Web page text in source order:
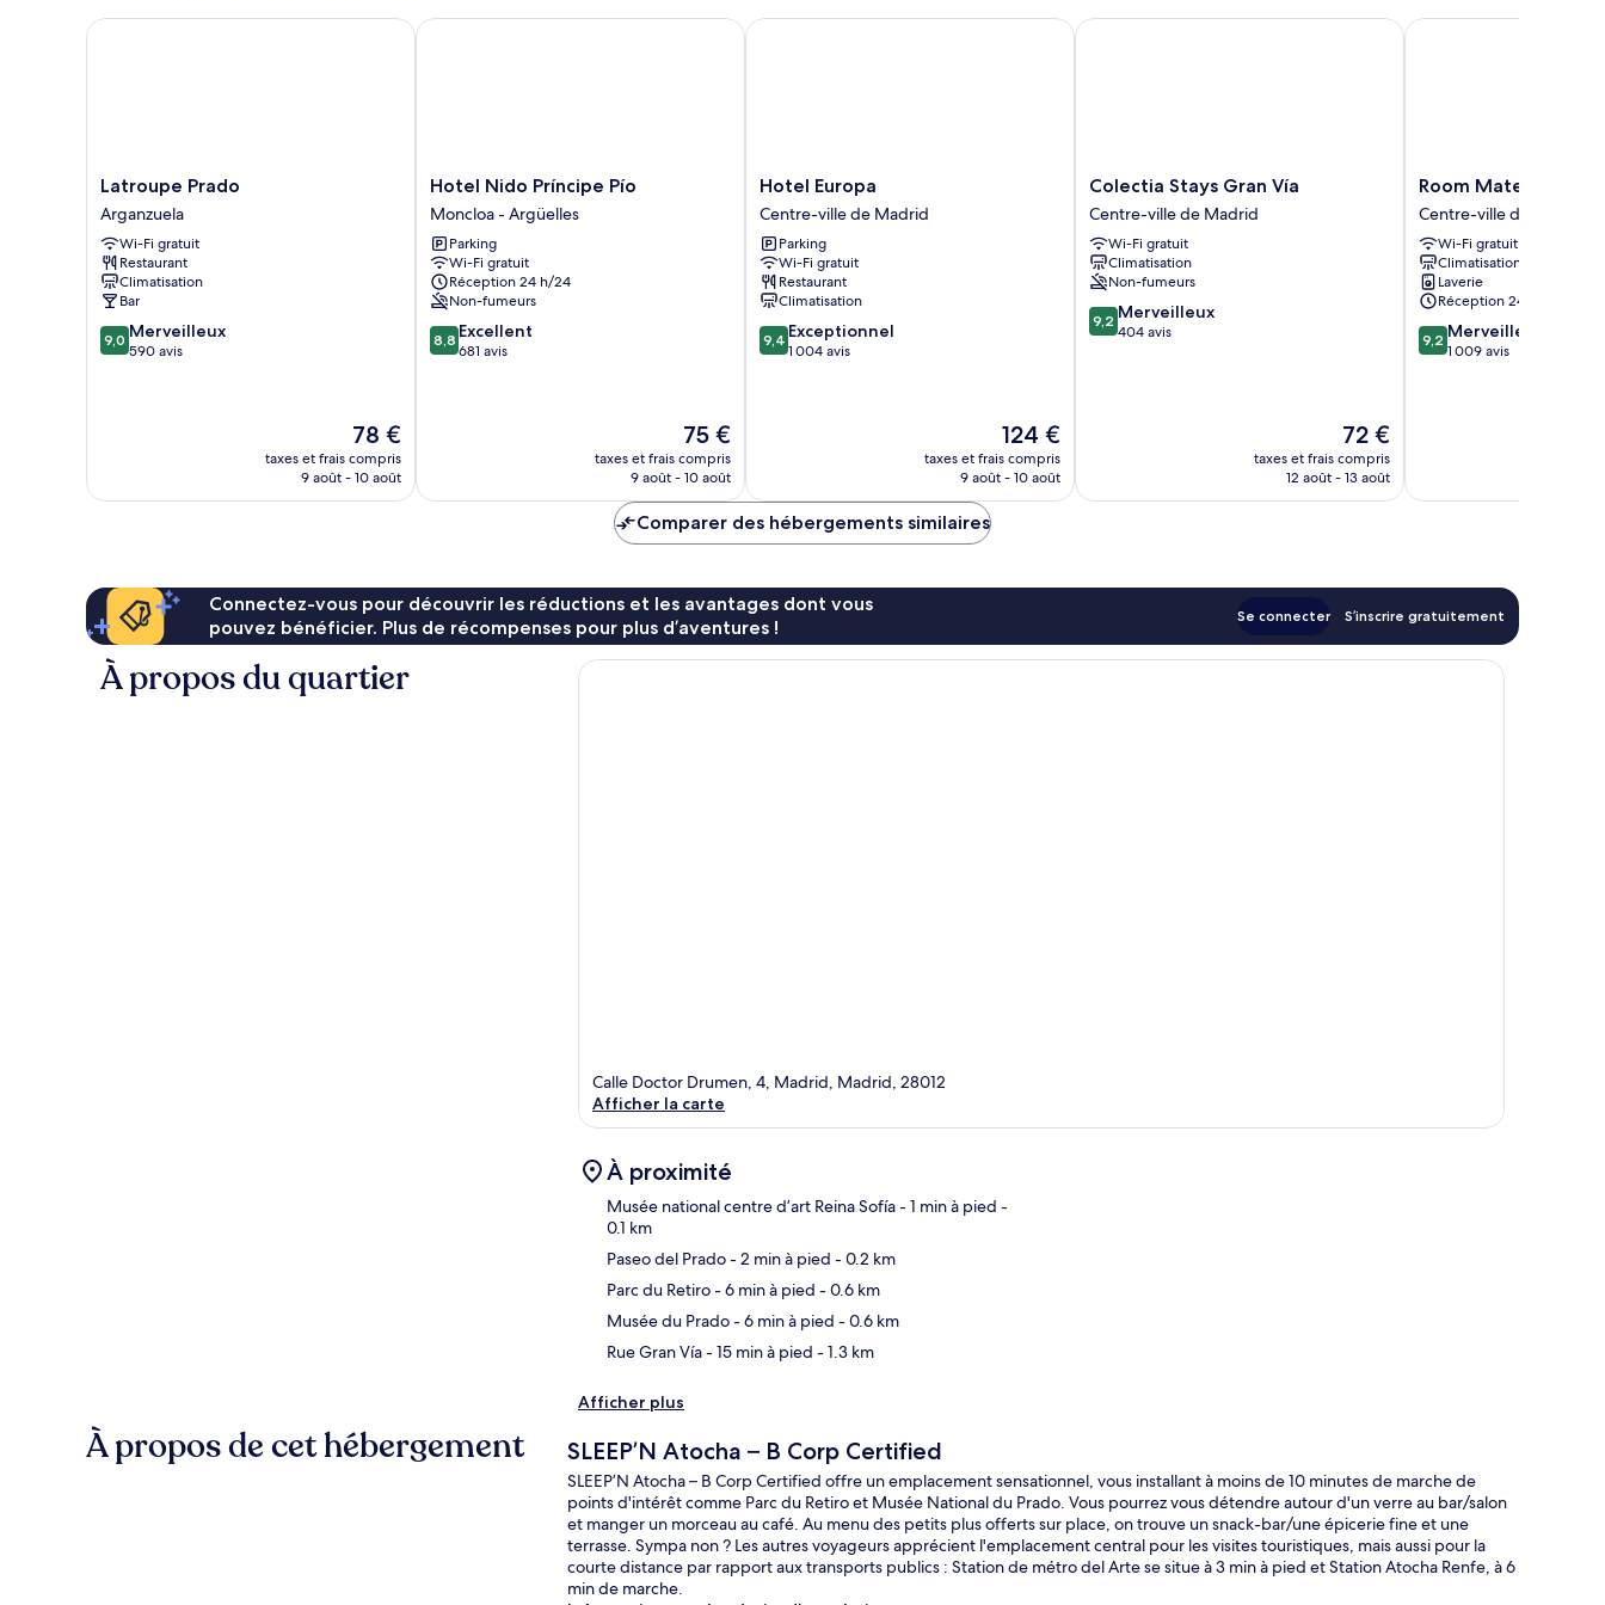
Chambre
Chambre
Chambre
Latroupe
Prado
Arganzuela
Latroupe Prado
Arganzuela
Wi-Fi gratuit
Restaurant
Climatisation
Bar
9.0
sur
9,0 Merveilleux
590 avis
Le
nouveau
prix
78 €
taxes et frais compris
9 août - 10 août
Latroupe Prado
Hotel
Nido
Príncipe
Pío
Moncloa
-
Argüelles
Hotel Nido Príncipe Pío
Moncloa - Argüelles
Parking
Wi-Fi gratuit
Réception 24 h/24
Non-fumeurs
8.8
sur
8,8 Excellent
681 avis
Le
nouveau
prix
de
75 €
taxes et frais compris
9 août - 10 août
Hotel Nido Príncipe Pío
Hotel
Europa
Centre-
ville
de
Madrid
Hotel Europa
Centre-ville de Madrid
Parking
Wi-Fi gratuit
Restaurant
Climatisation
9.4
sur
9,4 Exceptionnel
1 004 avis
Le
nouveau
prix
124 €
taxes et frais compris
9 août - 10 août
Hotel Europa
Colectia
Stays
Gran
Vía
Centre-
ville
de
Madrid
Colectia Stays Gran Vía
Centre-ville de Madrid
Wi-Fi gratuit
Climatisation
Non-fumeurs
9.2
sur
9,2 Merveilleux
404 avis
Le
nouveau
prix
72 €
taxes et frais compris
12 août - 13 août
Colectia Stays Gran Vía
Room
Mate
Mario,
Madrid
Centre-
ville
de
Madrid
Room Mate Mario,
Centre-ville de Madrid
Wi-Fi gratuit
Climatisation
Laverie
Réception 24 h/24
9.2
sur
9,2 Merveilleux
1 009 avis
Room Mate Mario,
Comparer des hébergements similaires
Connectez-vous pour découvrir les réductions et les avantages dont vous
pouvez bénéficier. Plus de récompenses pour plus d’aventures !
Se connecter S’inscrire gratuitement
À propos du quartier
Calle Doctor Drumen, 4, Madrid, Madrid, 28012
Afficher la carte
À proximité
Musée national centre d’art Reina Sofía- 1 min à pied -
0.1 km
Paseo del Prado- 2 min à pied - 0.2 km
Parc du Retiro- 6 min à pied - 0.6 km
Musée du Prado- 6 min à pied - 0.6 km
Rue Gran Vía- 15 min à pied - 1.3 km
Afficher plus
À propos de cet hébergement SLEEP’N Atocha – B Corp Certified
SLEEP’N Atocha – B Corp Certified offre un emplacement sensationnel, vous installant à moins de 10 minutes de marche de
points d'intérêt comme Parc du Retiro et Musée National du Prado. Vous pourrez vous détendre autour d'un verre au bar/salon
et manger un morceau au café. Au menu des petits plus offerts sur place, on trouve un snack-bar/une épicerie fine et une
terrasse. Sympa non ? Les autres voyageurs apprécient l'emplacement central pour les visites touristiques, mais aussi pour la
courte distance par rapport aux transports publics : Station de métro del Arte se situe à 3 min à pied et Station Atocha Renfe, à 6
min de marche.